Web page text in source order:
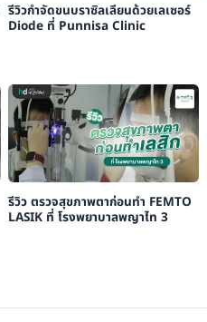
รีวิวกำจัดขนบราซิลเลียนด้วยเลเซอร์
Diode ที่ Punnisa Clinic
รีวิว ตรวจสุขภาพตาก่อนทำ FEMTO
LASIK ที่ โรงพยาบาลพญาไท 3